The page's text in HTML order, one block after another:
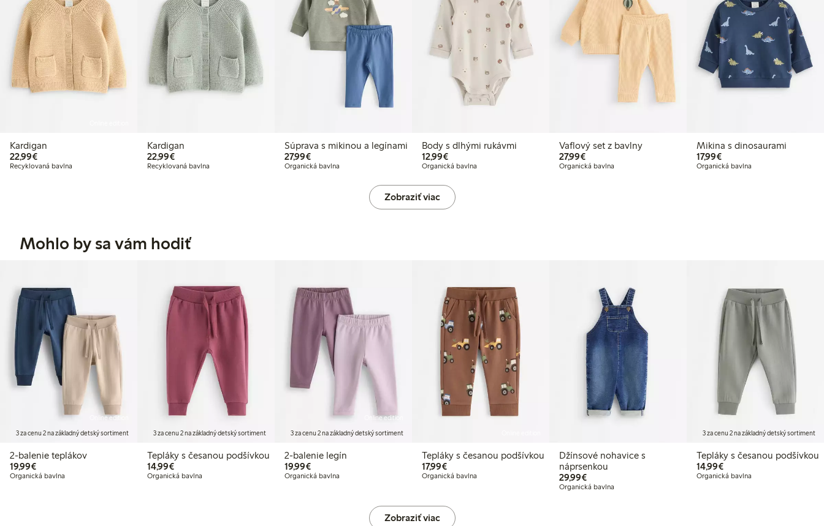
Kardigan
22,99€22,99 €
Recyklovaná bavlna
Kardigan
22,99€22,99 €
Recyklovaná bavlna
Súprava s mikinou a legínami
27,99€27,99 €
Organická bavlna
Body s dlhými rukávmi
12,99€12,99 €
Organická bavlna
Vaflový set z bavlny
27,99€27,99 €
Organická bavlna
Mikina s dinosaurami
17,99€17,99 €
Organická bavlna
Zobraziť viac
Mohlo by sa vám hodiť
Online edition
3 za cenu 2 na základný detský sortiment
2-balenie teplákov
19,99€19,99 €
Organická bavlna
3 za cenu 2 na základný detský sortiment
Tepláky s česanou podšívkou
14,99€14,99 €
Organická bavlna
Online edition
3 za cenu 2 na základný detský sortiment
2-balenie legín
19,99€19,99 €
Organická bavlna
Tepláky s česanou podšívkou
17,99€17,99 €
Organická bavlna
Džínsové nohavice s
náprsenkou
29,99€29,99 €
Organická bavlna
3 za cenu 2 na základný detský sortiment
Tepláky s česanou podšívkou
14,99€14,99 €
Organická bavlna
Zobraziť viac